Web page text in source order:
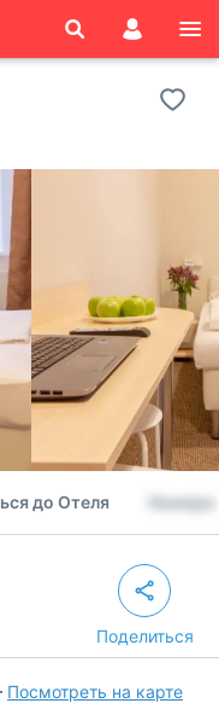
Номера
до Отеля
Поделиться
Посмотреть на карте